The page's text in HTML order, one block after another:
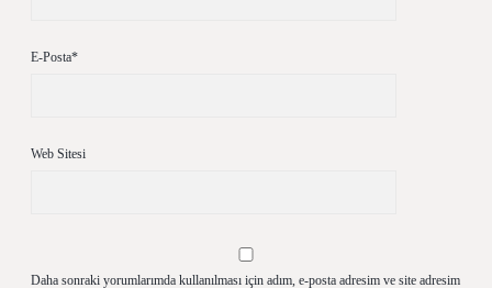
E-Posta*
Web Sitesi
Daha sonraki yorumlarımda kullanılması için adım, e-posta adresim ve site adresim